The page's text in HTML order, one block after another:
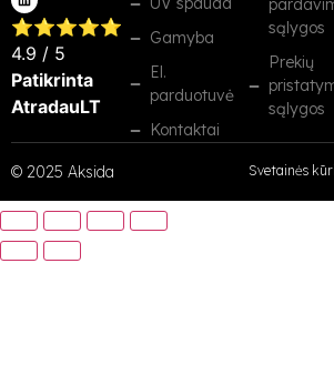
⭐⭐⭐⭐⭐
4.9 / 5
Patikrinta
AtradauLT
Gamyba
El.
parduotuvė
Kontaktai
sąlygos
Prekių
sąlygos
© 2025 Aksida Svetainės